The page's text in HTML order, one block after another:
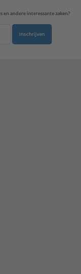
andere interessante zaken?
Inschrijven